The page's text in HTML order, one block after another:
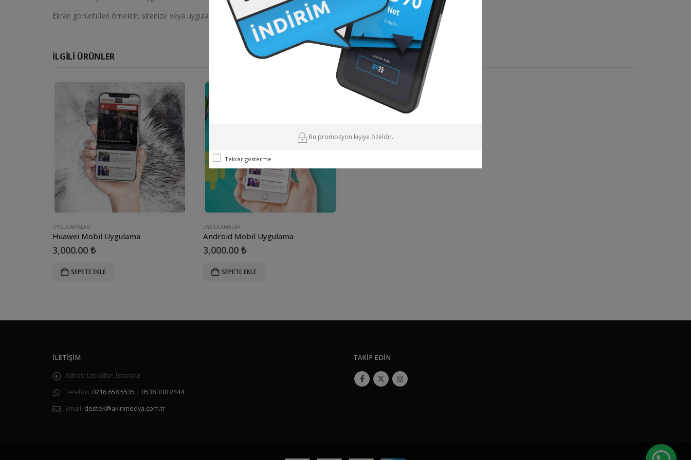
Ekran görüntüleri örnektir, sitenize veya uygulamaya göre farklı görüntüler olacaktır iletişim sayfamızdan bilgi alabilirsiniz.
İLGILI ÜRÜNLER
UYGULAMALAR
Huawei Mobil Uygulama
3,000.00 ₺
SEPETE EKLE
UYGULAMALAR
Android Mobil Uygulama
3,000.00 ₺
SEPETE EKLE
İLETIŞIM
Adres: Üsküdar, İstanbul
Telefon: 0216 658 5535 | 0538 330 2444
Email: destek@akinmedya.com.tr
TAKIP EDIN
Bu promosyon kişiye özeldir.
Tekrar gösterme.